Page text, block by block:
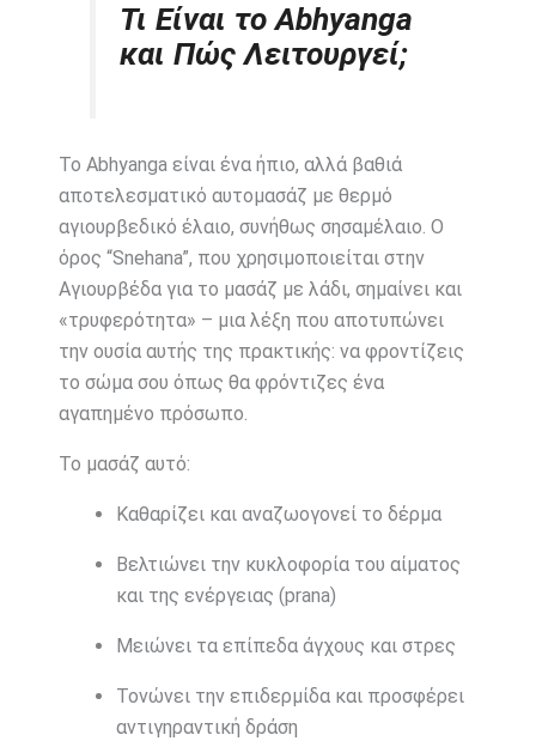
Τι Είναι το Abhyanga
και Πώς Λειτουργεί;
Το Abhyanga είναι ένα ήπιο, αλλά βαθιά
αποτελεσματικό αυτομασάζ με θερμό
αγιουρβεδικό έλαιο, συνήθως σησαμέλαιο. Ο
όρος “Snehana”, που χρησιμοποιείται στην
Αγιουρβέδα για το μασάζ με λάδι, σημαίνει και
«τρυφερότητα» – μια λέξη που αποτυπώνει
την ουσία αυτής της πρακτικής: να φροντίζεις
το σώμα σου όπως θα φρόντιζες ένα
αγαπημένο πρόσωπο.
Το μασάζ αυτό:
Καθαρίζει και αναζωογονεί το δέρμα
Βελτιώνει την κυκλοφορία του αίματος
και της ενέργειας (prana)
Μειώνει τα επίπεδα άγχους και στρες
Τονώνει την επιδερμίδα και προσφέρει
αντιγηραντική δράση